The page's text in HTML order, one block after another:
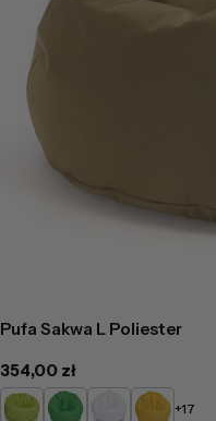
Pufa Sakwa L Poliester
Cena
regularna
354,00 zł
Limonkowy
Zielony Żółty +17